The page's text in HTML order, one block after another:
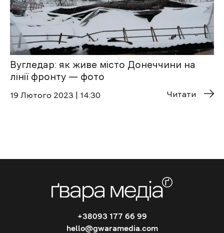
Вугледар: як живе місто Донеччини на
лінії фронту — фото
19 Лютого 2023 | 14:30 Читати
+38093 177 66 99
hello@gwaramedia.com